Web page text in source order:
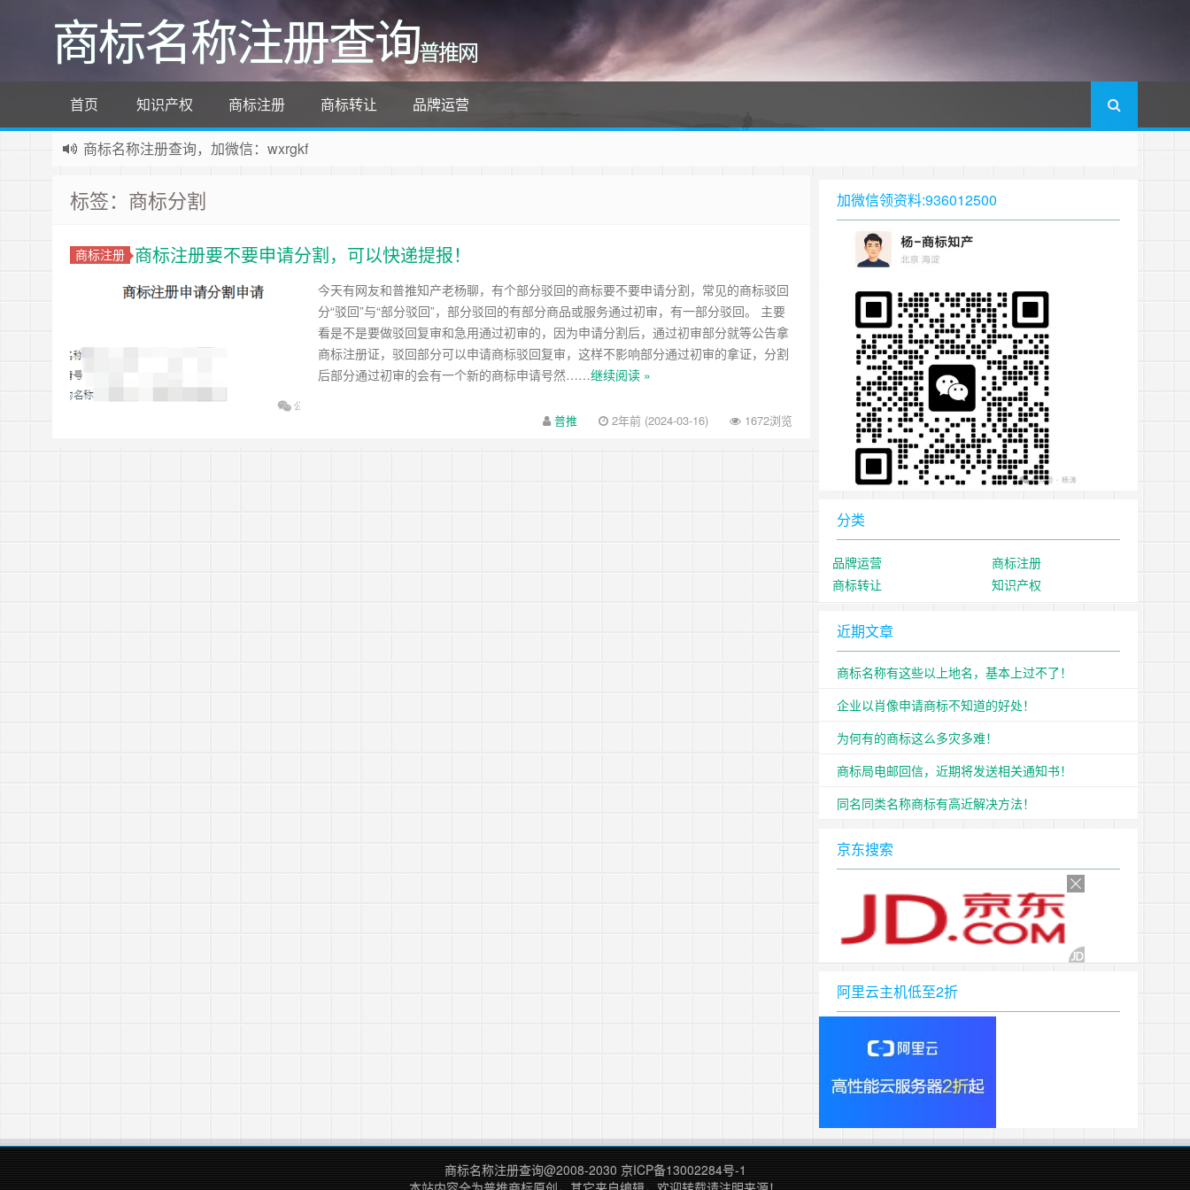
商标名称注册查询普推网
首页 知识产权 商标注册 商标转让 品牌运营
商标名称注册查询，加微信：wxrgkf
标签：商标分割
商标注册 商标注册要不要申请分割，可以快递提报！
今天有网友和普推知产老杨聊，有个部分驳回的商标要不要申请分割，常见的商标驳回
分“驳回”与“部分驳回”，部分驳回的有部分商品或服务通过初审，有一部分驳回。 主要
看是不是要做驳回复审和急用通过初审的，因为申请分割后，通过初审部分就等公告拿
商标注册证，驳回部分可以申请商标驳回复审，这样不影响部分通过初审的拿证，分割
后部分通过初审的会有一个新的商标申请号然……继续阅读 »
普推 2年前 (2024-03-16) 1672浏览
加微信领资料:936012500
分类
品牌运营
商标注册
商标转让
知识产权
近期文章
商标名称有这些以上地名，基本上过不了！
企业以肖像申请商标不知道的好处！
为何有的商标这么多灾多难！
商标局电邮回信，近期将发送相关通知书！
同名同类名称商标有高近解决方法！
京东搜索
阿里云主机低至2折
商标名称注册查询@2008-2030 京ICP备13002284号-1